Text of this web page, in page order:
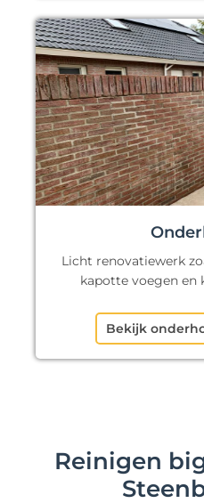
Licht renovatiewerk
kapotte voegen en
Bekijk
Reinigen